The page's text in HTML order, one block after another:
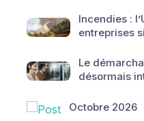
Incendies :
entreprises
Le
désormais
Octobre 2026